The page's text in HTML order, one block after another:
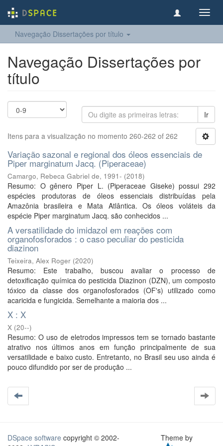
Navegação Dissertações por título
Navegação Dissertações por
título
Ir
Itens para a visualização no momento 260-262 of 262
Variação sazonal e regional dos óleos essenciais de
Piper marginatum Jacq. (Piperaceae)
Camargo, Rebeca Gabriel de, 1991- (2018)
Resumo: O gênero Piper L. (Piperaceae Giseke) possui 292
espécies produtoras de óleos essenciais distribuídas pela
Amazônia brasileira e Mata Atlântica. Os óleos voláteis da
espécie Piper marginatum Jacq. são conhecidos ...
A versatilidade do imidazol em reações com
organofosforados : o caso peculiar do pesticida
diazinon
Teixeira, Alex Roger (2020)
Resumo: Este trabalho, buscou avaliar o processo de
detoxificação química do pesticida Diazinon (DZN), um composto
tóxico da classe dos organofosforados (OF's) utilizado como
acaricida e fungicida. Semelhante a maioria dos ...
X : X
X (20--)
Resumo: O uso de eletrodos impressos tem se tornado bastante
atrativo nos últimos anos em função principalmente de sua
versatilidade e baixo custo. Entretanto, no Brasil seu uso ainda é
pouco difundido por ser de produção ...
DSpace software copyright © 2002-
Theme by